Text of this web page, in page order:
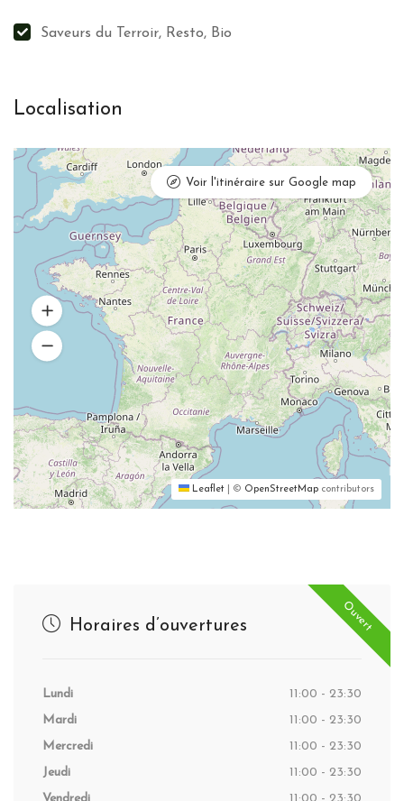
Saveurs du Terroir, Resto, Bio
Localisation
Leaflet © OpenStreetMap contributors
Voir l'itinéraire sur Google map
Ouvert
Horaires d’ouvertures
Lundi
11:00 - 23:30
Mardi
11:00 - 23:30
Mercredi
11:00 - 23:30
Jeudi
11:00 - 23:30